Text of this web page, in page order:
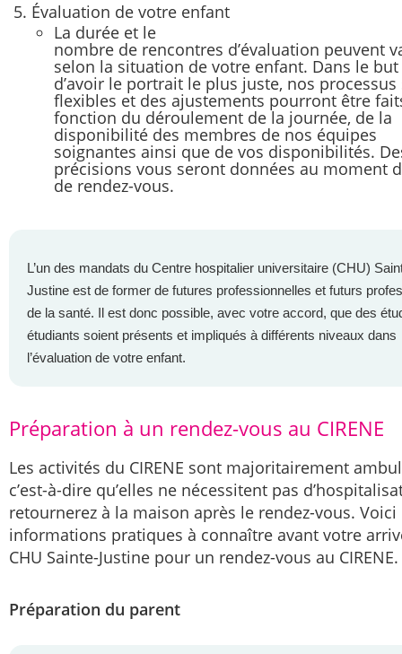
Évaluation de votre enfant
La durée et le
nombre de rencontres d’évaluation peuvent
selon la situation de votre enfant. Dans le but
d’avoir le portrait le plus juste, nos processus
flexibles et des ajustements pourront être
fonction du déroulement de la journée, de la
disponibilité des membres de nos équipes
soignantes ainsi que de vos disponibilités.
précisions vous seront données au moment
de rendez-vous.
L’un des mandats du Centre hospitalier universitaire (CHU)
Justine est de former de futures professionnelles et futurs
de la santé. Il est donc possible, avec votre accord, que des
étudiants soient présents et impliqués à différents niveaux dans
l’évaluation de votre enfant.
Préparation à un rendez-vous au CIRENE
Les activités du CIRENE sont majoritairement
c’est-à-dire qu’elles ne nécessitent pas
retournerez à la maison après le rendez-vous.
informations pratiques à connaître avant votre
CHU Sainte-Justine pour un rendez-vous au CIRENE.
Préparation du parent